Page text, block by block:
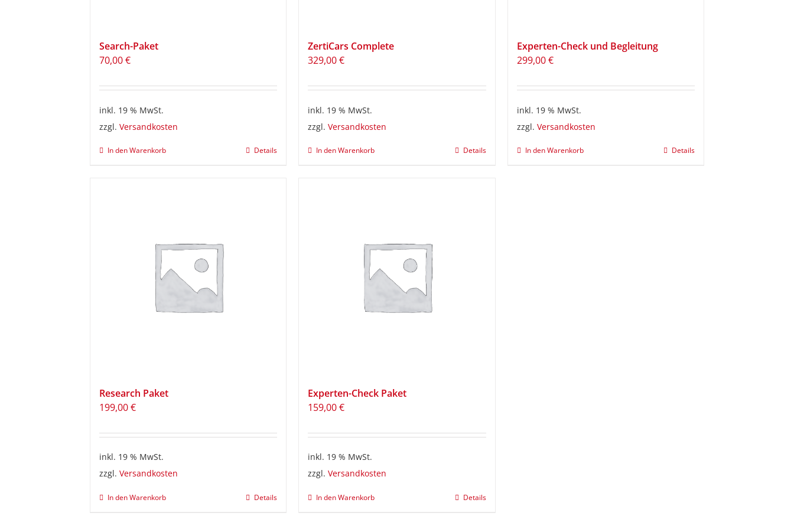
Search-Paket
70,00€
inkl. 19 % MwSt.
zzgl. Versandkosten
In den Warenkorb Details
ZertiCars Complete
329,00€
inkl. 19 % MwSt.
zzgl.Versandkosten
In den Warenkorb Details
Experten-Check und Begleitung
299,00€
inkl. 19 % MwSt.
zzgl. Versandkosten
In den Warenkorb Details
Research Paket
199,00€
inkl. 19 % MwSt.
zzgl. Versandkosten
In den Warenkorb Details
Experten-Check Paket
159,00€
inkl. 19 % MwSt.
zzgl.Versandkosten
In den Warenkorb Details